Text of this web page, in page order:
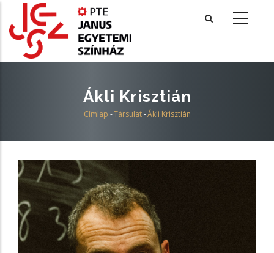
tartalomra
Ákli Krisztián
Címlap -Társulat -Ákli Krisztián